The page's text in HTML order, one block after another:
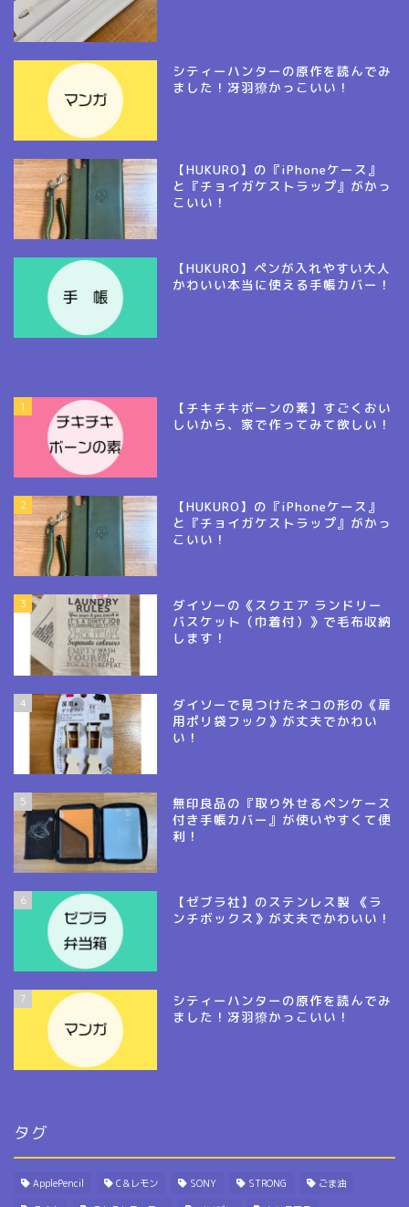
シティーハンターの原作を読んでみ
ました！冴羽獠かっこいい！
【HUKURO】の『iPhoneケース』
と『チョイガケストラップ』がかっ
こいい！
【HUKURO】ペンが入れやすい大人
かわいい本当に使える手帳カバー！
1
【チキチキボーンの素】すごくおい
しいから、家で作ってみて欲しい！
2
【HUKURO】の『iPhoneケース』
と『チョイガケストラップ』がかっ
こいい！
3
ダイソーの《スクエア ランドリー
バスケット（巾着付）》で毛布収納
します！
4
ダイソーで見つけたネコの形の《扉
用ポリ袋フック》が丈夫でかわい
い！
5
無印良品の『取り外せるペンケース
付き手帳カバー』が使いやすくて便
利！
6
【ゼブラ社】のステンレス製 《ラ
ンチボックス》が丈夫でかわいい！
7
シティーハンターの原作を読んでみ
ました！冴羽獠かっこいい！
タグ
ApplePencil C＆レモン SONY STRONG ごま油